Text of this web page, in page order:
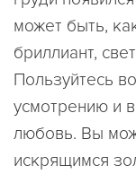
может быть,
бриллиант,
Пользуйтесь
усмотрению и
любовь. Вы
искрящимся